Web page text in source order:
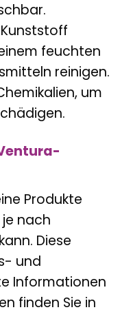
feuchten
reinigen.
um
Produkte
nach
Diese
und
Informationen
finden Sie in